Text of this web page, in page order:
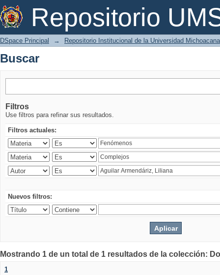
Repositorio
Buscar
DSpace Principal → Repositorio Institucional de la Universidad
Buscar
Filtros
Use filtros para refinar sus resultados.
Filtros actuales:
Nuevos filtros:
Mostrando 1 de un total de 1 resultados de la colección:
1